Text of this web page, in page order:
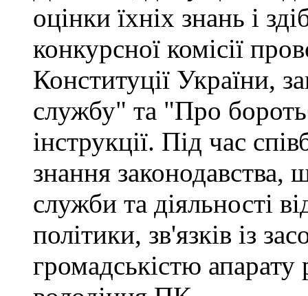
оцінки їхніх знань і
конкурсної комісії
Конституції України,
службу" та "Про
інструкції. Під час
знання законодавства,
служби та діяльності
політики, зв'язків із
громадськістю апарату